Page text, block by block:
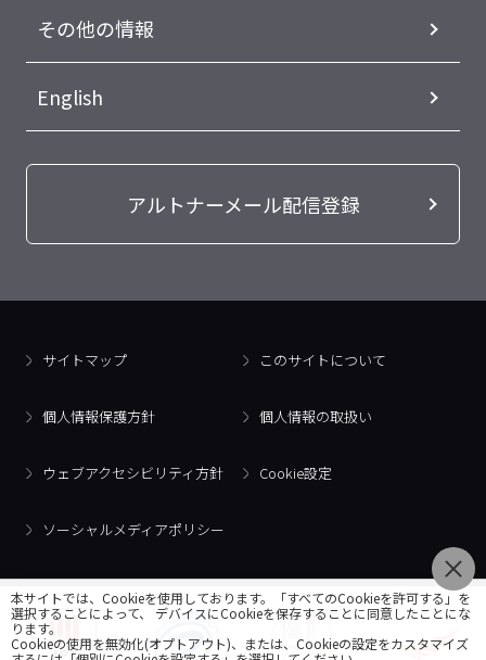
その他の情報
English
アルトナーメール配信登録
サイトマップ このサイトについて
個人情報保護方針 個人情報の取扱い
ウェブアクセシビリティ方針 Cookie設定
ソーシャルメディアポリシー
本サイトでは、Cookieを使用しております。「すべてのCookieを許可する」を
選択することによって、 デバイスにCookieを保存することに同意したことにな
ります。
Cookieの使用を無効化(オプトアウト)、または、Cookieの設定をカスタマイズ